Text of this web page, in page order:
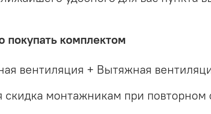
покупать комплектом
вентиляция + Вытяжная
скидка монтажникам при